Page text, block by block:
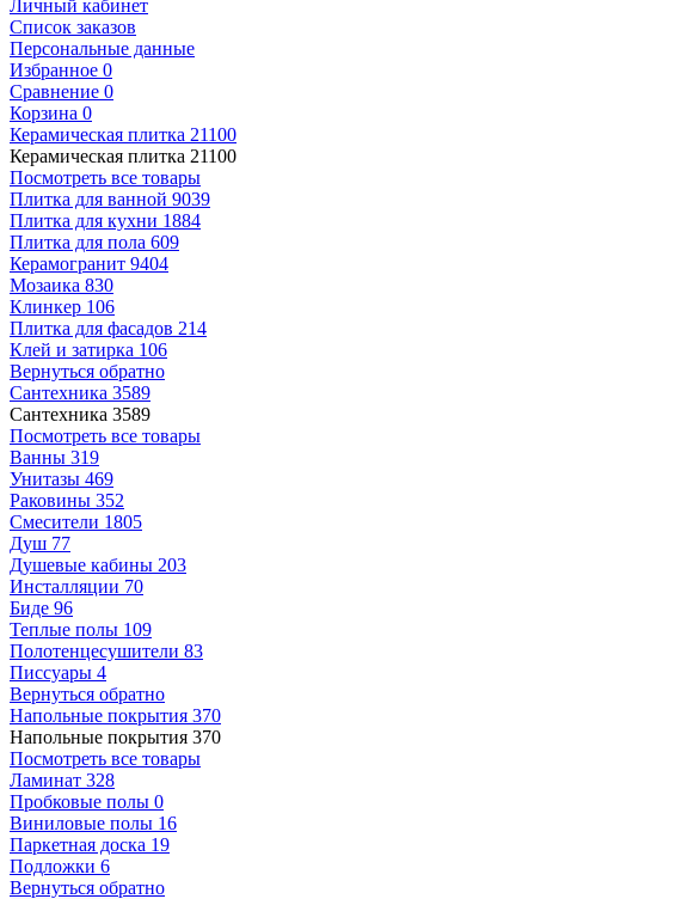
Личный кабинет
Список заказов
Персональные данные
Избранное 0
Сравнение 0
Корзина 0
Керамическая плитка 21100
Керамическая плитка 21100
Посмотреть все товары
Плитка для ванной 9039
Плитка для кухни 1884
Плитка для пола 609
Керамогранит 9404
Мозаика 830
Клинкер 106
Плитка для фасадов 214
Клей и затирка 106
Вернуться обратно
Сантехника 3589
Сантехника 3589
Посмотреть все товары
Ванны 319
Унитазы 469
Раковины 352
Смесители 1805
Душ 77
Душевые кабины 203
Инсталляции 70
Биде 96
Теплые полы 109
Полотенцесушители 83
Писсуары 4
Вернуться обратно
Напольные покрытия 370
Напольные покрытия 370
Посмотреть все товары
Ламинат 328
Пробковые полы 0
Виниловые полы 16
Паркетная доска 19
Подложки 6
Вернуться обратно